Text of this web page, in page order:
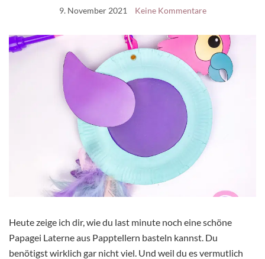
9. November 2021 Keine Kommentare
Heute zeige ich dir, wie du last minute noch eine schöne
Papagei Laterne aus Papptellern basteln kannst. Du
benötigst wirklich gar nicht viel. Und weil du es vermutlich